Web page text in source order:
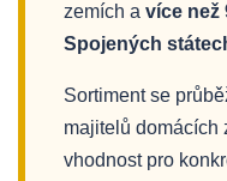
zemích a více než
Spojených
Sortiment se
majitelů domácích
vhodnost pro